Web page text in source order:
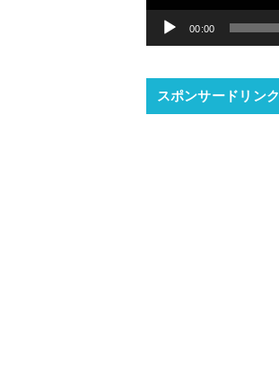
ヤ
00:00
スポンサードリンク